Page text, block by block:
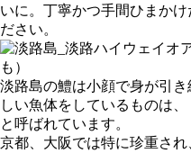
いに。丁寧かつ手間ひまか
ださい。
も）
淡路島の鱧は小顔で身が引
しい魚体をしているものは
と呼ばれています。
京都、大阪では特に珍重さ